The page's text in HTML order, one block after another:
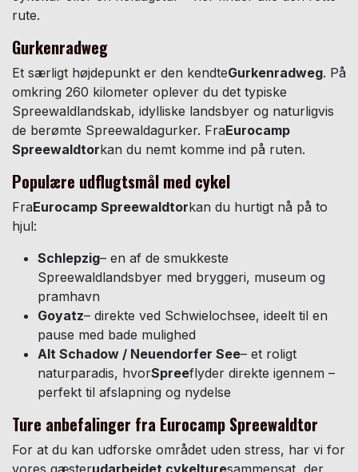
rute.
Gurkenradweg
Et særligt højdepunkt er den kendteGurkenradweg. På
omkring 260 kilometer oplever du det typiske
Spreewaldlandskab, idylliske landsbyer og naturligvis
de berømte Spreewaldagurker. FraEurocamp
Spreewaldtorkan du nemt komme ind på ruten.
Populære udflugtsmål med cykel
FraEurocamp Spreewaldtorkan du hurtigt nå på to
hjul:
Schlepzig– en af de smukkeste
Spreewaldlandsbyer med bryggeri, museum og
pramhavn
Goyatz– direkte ved Schwielochsee, ideelt til en
pause med bade mulighed
Alt Schadow / Neuendorfer See– et roligt
naturparadis, hvorSpreeflyder direkte igennem –
perfekt til afslapning og nydelse
Ture anbefalinger fra Eurocamp Spreewaldtor
For at du kan udforske området uden stress, har vi for